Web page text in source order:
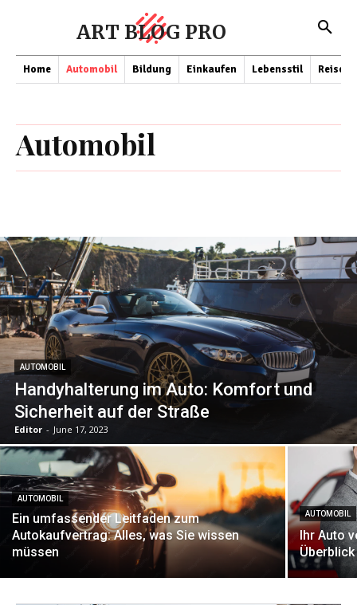
ART BLOG PRO
Home Automobil Bildung Einkaufen Lebensstil Reisen
Automobil
AUTOMOBIL
Handyhalterung im Auto: Komfort und
Sicherheit auf der Straße
Editor - June 17, 2023
AUTOMOBIL
Ein umfassender Leitfaden zum
Autokaufvertrag: Alles, was Sie wissen
müssen
AUTOMOBIL
Ihr Auto
Überblick